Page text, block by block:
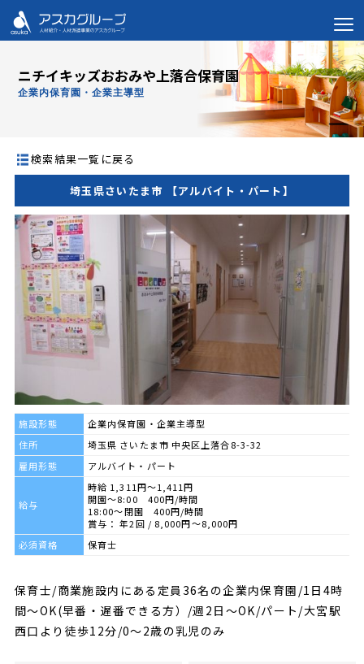
ニチイキッズおおみや上落合保育園
企業内保育園・企業主導型
検索結果一覧に戻る
埼玉県さいたま市 【アルバイト・パート】
施設形態
企業内保育園・企業主導型
住所
埼玉県 さいたま市 中央区上落合8-3-32
雇用形態
アルバイト・パート
給与
時給 1,311円～1,411円
開園～8:00 400円/時間
18:00～閉園 400円/時間
賞与： 年2回 / 8,000円〜8,000円
必須資格
保育士
保育士/商業施設内にある定員36名の企業内保育園/1日4時
間～OK(早番・遅番できる方）/週2日～OK/パート/大宮駅
西口より徒歩12分/0～2歳の乳児のみ